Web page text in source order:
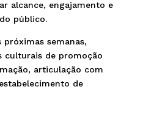
alcance, engajamento e
público.
próximas semanas,
culturais de promoção
articulação com
de